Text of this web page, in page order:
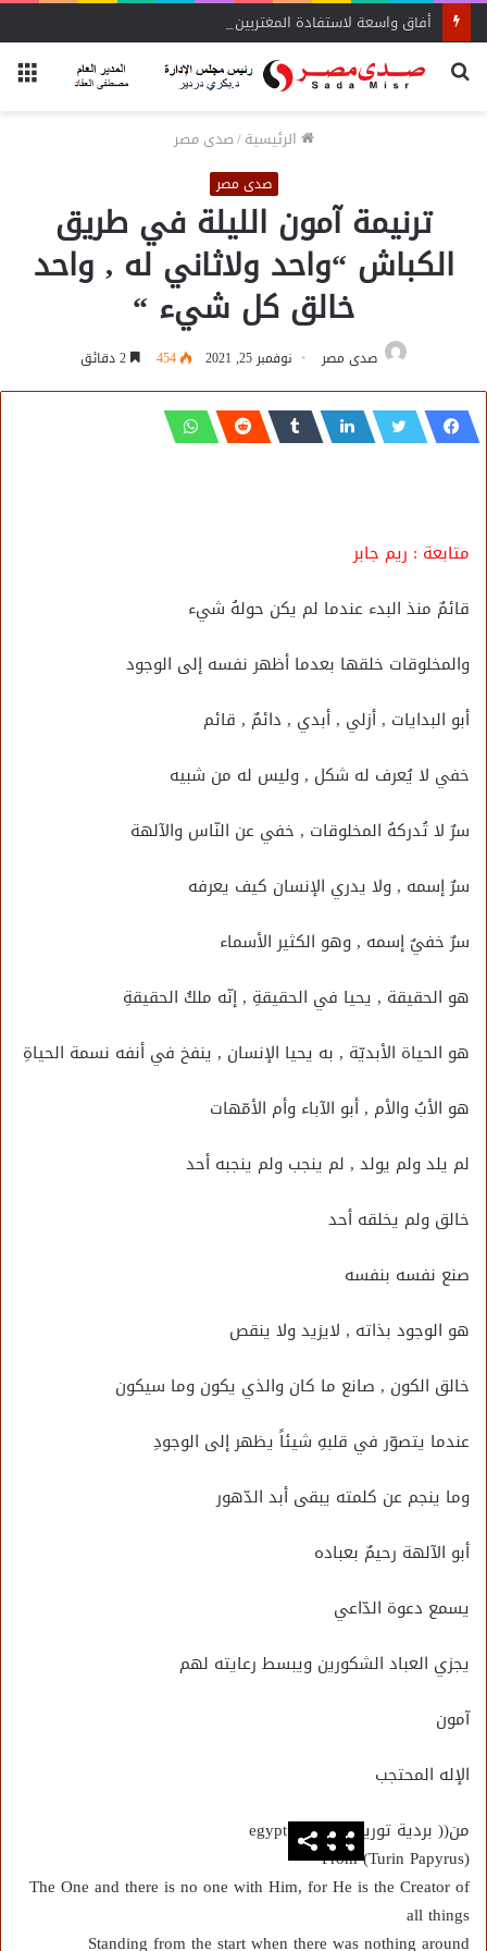
بحث
الرئيسية/صدى مصر
صدى مصر
ترنيمة آمون الليلة في طريق
الكباش “واحد ولاثاني له , واحد
خالق كل شيء “
صدى مصر نوفمبر 25, 2021 454
متابعة : ريم جابر
قائمٌ منذ البدء عندما لم يكن حولهُ شيء
والمخلوقات خلقها بعدما أظهر نفسه إلى الوجود
أبو البدايات , أزلي , أبدي , دائمٌ , قائم
خفي لا يُعرف له شكل , وليس له من شبيه
سرٌ لا تُدركهُ المخلوقات , خفي عن النّاس والآلهة
سرٌ إسمه , ولا يدري الإنسان كيف يعرفه
سرٌ خفيٌ إسمه , وهو الكثير الأسماء
هو الحقيقة , يحيا في الحقيقةِ , إنّه ملكُ الحقيقةِ
هو الحياة الأبديّة , به يحيا الإنسان , ينفخ في أنفه نسمة الحياةِ
هو الأبُ والأم , أبو الآباء وأم الأمّهات
لم يلد ولم يولد , لم ينجب ولم ينجبه أحد
خالق ولم يخلقه أحد
صنع نفسه بنفسه
هو الوجود بذاته , لايزيد ولا ينقص
خالق الكون , صانع ما كان والذي يكون وما سيكون
عندما يتصوّر في قلبهِ شيئاً يظهر إلى الوجودِ
وما ينجم عن كلمته يبقى أبد الدّهور
أبو الآلهة رحيمٌ بعباده
يسمع دعوة الدّاعي
يجزي العباد الشكورين ويبسط رعايته لهم
آمون
ﺍﻹﻟﻪ ﺍﻟﻤﺤﺘﺠﺐ
من(( بردية تورين))
egypt
From (Turin Papyrus)
The One and there is no one with Him, for He is the Creator of
all things
Standing from the start when there was nothing around